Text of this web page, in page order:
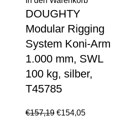
DOUGHTY
Modular Rigging
System Koni-Arm
1.000 mm, SWL
100 kg, silber,
T45785
€157,19 €154,05